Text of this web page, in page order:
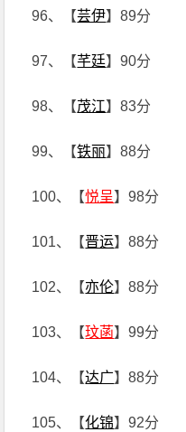
96、【芸伊】89分
97、【芊廷】90分
98、【茂江】83分
99、【铁丽】88分
100、【悦呈】98分
101、【晋运】88分
102、【亦伦】88分
103、【玟菡】99分
104、【达广】88分
105、【化锦】92分